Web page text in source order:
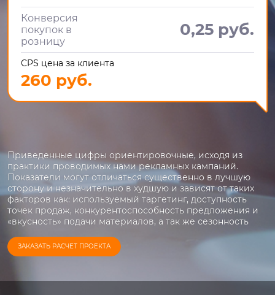
Конверсия
покупок в
розницу
0,25 руб.
CPS цена за клиента
260 руб.
Приведенные цифры ориентировочные, исходя из
практики проводимых нами рекламных кампаний.
Показатели могут отличаться существенно в лучшую
сторону и незначительно в худшую и зависят от таких
факторов как: используемый таргетинг, доступность
точек продаж, конкурентоспособность предложения и
«вкусность» подачи материалов, а так же сезонность
ЗАКАЗАТЬ РАСЧЕТ ПРОЕКТА